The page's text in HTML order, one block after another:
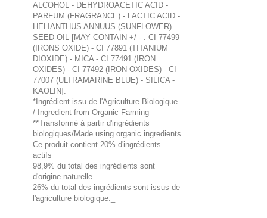
ALCOHOL - DEHYDROACETIC ACID -
PARFUM (FRAGRANCE) - LACTIC ACID -
HELIANTHUS ANNUUS (SUNFLOWER)
SEED OIL [MAY CONTAIN +/ - : CI 77499
(IRONS OXIDE) - CI 77891 (TITANIUM
DIOXIDE) - MICA - CI 77491 (IRON
OXIDES) - CI 77492 (IRON OXIDES) - CI
77007 (ULTRAMARINE BLUE) - SILICA -
KAOLIN].
*Ingrédient issu de l'Agriculture Biologique
/ Ingredient from Organic Farming
**Transformé à partir d'ingrédients
biologiques/Made using organic ingredients
Ce produit contient 20% d'ingrédients
actifs
98,9% du total des ingrédients sont
d'origine naturelle
26% du total des ingrédients sont issus de
l'agriculture biologique._